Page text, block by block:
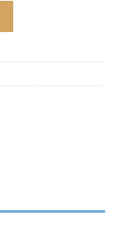
(52 X 57 X 30